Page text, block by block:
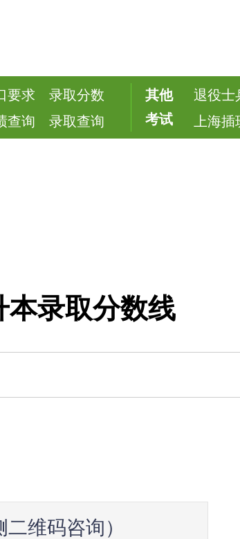
要求
录取分数
查询 录取查询
其他
考试
退役士
上海
本录取分数线
二维码咨询）